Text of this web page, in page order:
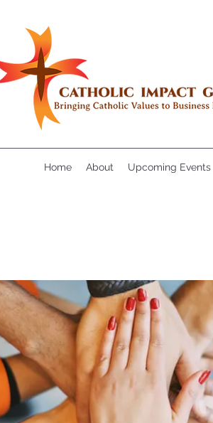
Home About Upcoming Events